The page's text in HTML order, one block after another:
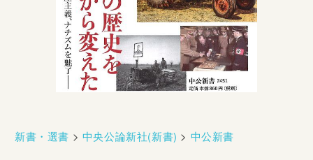
新書・選書 > 中央公論新社(新書) > 中公新書